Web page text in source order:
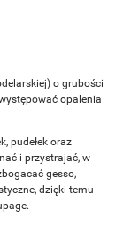
o grubości
opalenia
pudełek oraz
i przystrajać, w
gesso,
dzięki temu